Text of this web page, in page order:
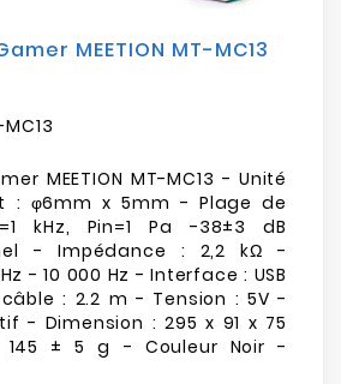
MEETION MT-MC13
MEETION MT-MC13 - Unité
: φ6mm x 5mm - Plage de
kHz, Pin=1 Pa -38±3 dB
- Impédance : 2,2 kΩ -
- 10 000 Hz - Interface : USB
: 2.2 m - Tension : 5V -
- Dimension : 295 x 91 x 75
± 5 g - Couleur Noir -